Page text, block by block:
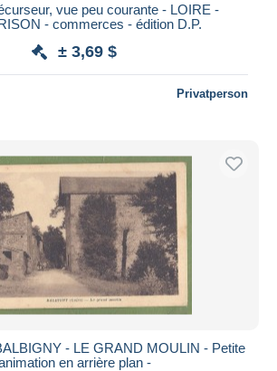
vue peu courante - LOIRE -
- commerces - édition D.P.
± 3,69 $
Privatperson
- LE GRAND MOULIN - Petite
en arrière plan -